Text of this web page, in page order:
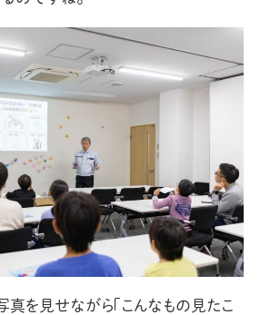
真を見せながら「こんなもの見たこ